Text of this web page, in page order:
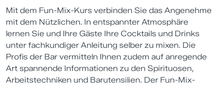
Mit dem Fun-Mix-Kurs verbinden Sie das Angenehme
mit dem Nützlichen. In entspannter Atmosphäre
lernen Sie und Ihre Gäste Ihre Cocktails und Drinks
unter fachkundiger Anleitung selber zu mixen. Die
Profis der Bar vermitteln Ihnen zudem auf anregende
Art spannende Informationen zu den Spirituosen,
Arbeitstechniken und Barutensilien. Der Fun-Mix-